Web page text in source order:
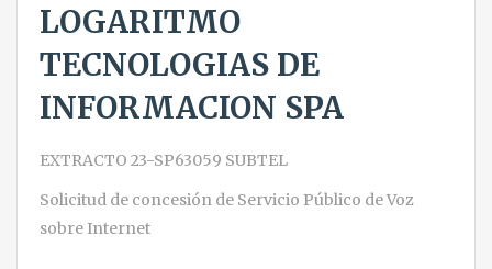
LOGARITMO
TECNOLOGIAS DE
INFORMACION SPA
EXTRACTO 23-SP63059 SUBTEL
Solicitud de concesión de Servicio Público de Voz
sobre Internet